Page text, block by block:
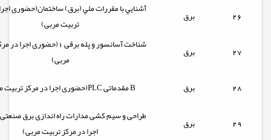
26 برق
آشنايي با مقررات ملي (برق) ساختمان(حضوری
تربیت مربی)
27
برق
شناخت آسانسور و پله برقی 1(حضوری
مربی)
28
برق (حضوری اجرا در مرکز تربیت مربی)PLC مقدماتی B
29 برق
طراحی و سیم کشی مدارات راه اندازی برق
اجرا در مرکز تربیت مربی)